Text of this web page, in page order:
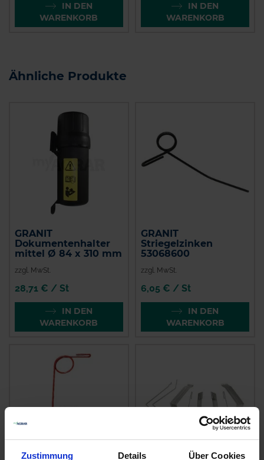
Zustimmung Details Über Cookies
IN DEN
WARENKORB
IN DEN
WARENKORB
Ähnliche Produkte
GRANIT
Dokumentenhalter
mittel Ø 84 x 310 mm
zzgl. MwSt.
28,71 € / St
IN DEN
WARENKORB
GRANIT
Striegelzinken
53068600
zzgl. MwSt.
6,05 € / St
IN DEN
WARENKORB